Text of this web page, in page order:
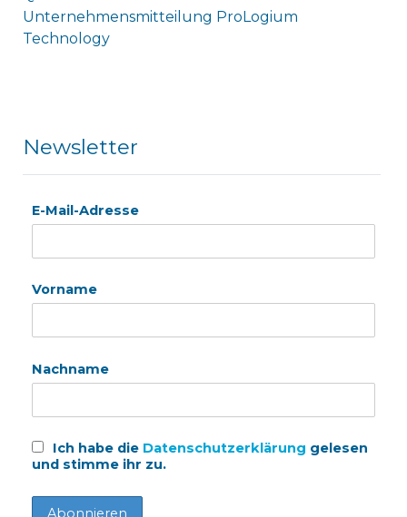
Unternehmensmitteilung ProLogium
Technology
Newsletter
E-Mail-Adresse
Vorname
Nachname
Ich habe die Datenschutzerklärung gelesen
und stimme ihr zu.